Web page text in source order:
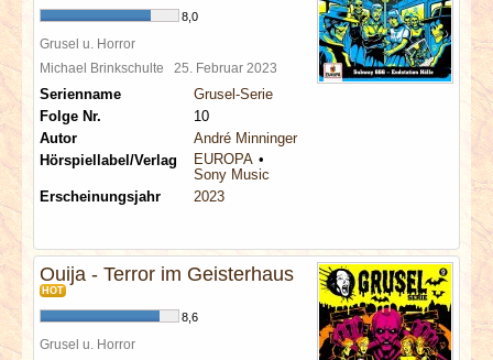
8,0
Grusel u. Horror
Michael Brinkschulte 25. Februar 2023
Serienname
Grusel-Serie
Folge Nr.
10
Autor
André Minninger
Hörspiellabel/Verlag
EUROPA
Sony Music
Erscheinungsjahr
2023
Ouija - Terror im Geisterhaus
HOT
8,6
Grusel u. Horror